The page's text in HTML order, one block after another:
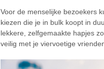
Voor de menselijke bezoekers
kiezen die je in bulk koopt in
lekkere, zelfgemaakte hapjes
veilig met je viervoetige